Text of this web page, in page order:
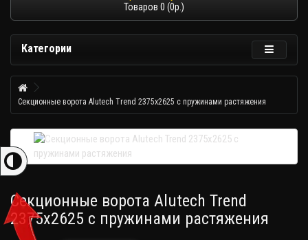
Товаров 0 (0р.)
Категории
Секционные ворота Alutech Trend 2375х2625 с пружинами растяжения
Секционные ворота Alutech Trend
2375х2625 с пружинами растяжения